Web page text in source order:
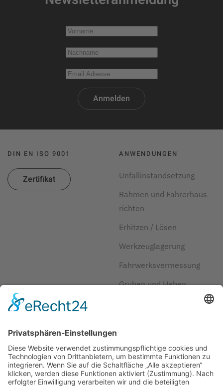
Anmelden
DIN EN ISO 9001
Zertifikat
ANWENDUNGEN
Unfallinstandsetzung
Rahmen und Fahrerhaus
richten
Erhitzen / Lösen
Werkzeuglagerung
Fahrwerksvermessung
Gruben und Heben
JOSAM